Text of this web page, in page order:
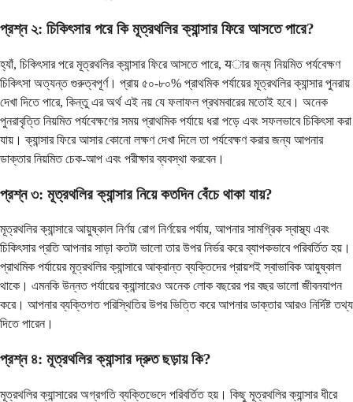
প্রশ্ন ২: চিকিৎসার পরে কি মূত্রথলির ক্যান্সার ফিরে আসতে পারে?
হ্যাঁ, চিকিৎসার পরে মূত্রথলির ক্যান্সার ফিরে আসতে পারে, यার জন্য নিয়মিত পর্যবেক্ষণ
চিকিৎসা অত্যন্ত গুরুত্বপূর্ণ। প্রায় ৫০-৮০% প্রাথমিক পর্যায়ের মূত্রথলির ক্যান্সার পুনরায়
দেখা দিতে পারে, কিন্তু এর অর্থ এই নয় যে ফলাফল প্রথমবারের মতোই হবে। অনেক
পুনরাবৃত্তি নিয়মিত পর্যবেক্ষণের সময় প্রাথমিক পর্যায়ে ধরা পড়ে এবং সফলভাবে চিকিৎসা করা
যায়। ক্যান্সার ফিরে আসার কোনো লক্ষণ দেখা দিলে তা পর্যবেক্ষণ করার জন্য আপনার
ডাক্তার নিয়মিত চেক-আপ এবং পরীক্ষার ব্যবস্থা করবেন।
প্রশ্ন ৩: মূত্রথলির ক্যান্সার নিয়ে কতদিন বেঁচে থাকা যায়?
মূত্রথলির ক্যান্সারে আয়ুষ্কাল নির্ণয় রোগ নির্ণয়ের পর্যায়, আপনার সামগ্রিক স্বাস্থ্য এবং
চিকিৎসার প্রতি আপনার সাড়া কতটা ভালো তার উপর নির্ভর করে ব্যাপকভাবে পরিবর্তিত হয়।
প্রাথমিক পর্যায়ের মূত্রথলির ক্যান্সারে আক্রান্ত ব্যক্তিদের প্রায়শই স্বাভাবিক আয়ুষ্কাল
থাকে। এমনকি উন্নত পর্যায়ের ক্যান্সারেও অনেক লোক বছরের পর বছর ভালো জীবনযাপন
করে। আপনার ব্যক্তিগত পরিস্থিতির উপর ভিত্তি করে আপনার ডাক্তার আরও নির্দিষ্ট তথ্য
দিতে পারেন।
প্রশ্ন ৪: মূত্রথলির ক্যান্সার দ্রুত ছড়ায় কি?
মূত্রথলির ক্যান্সারের অগ্রগতি ব্যক্তিভেদে পরিবর্তিত হয়। কিছু মূত্রথলির ক্যান্সার ধীরে